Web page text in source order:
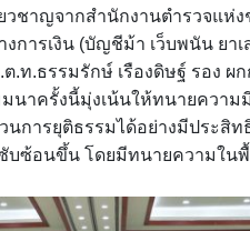
วชาญจากสำนักงานตำรวจแห่
การเงิน (บัญชีม้า เว็บพนัน ยา
.ท.ธรรมรักษ์ เรืองดิษฐ์ รอง
นาครั้งนี้มุ่งเน้นให้ทนายควา
การยุติธรรมได้อย่างมีประสิ
บซ้อนขึ้น โดยมีทนายความใน